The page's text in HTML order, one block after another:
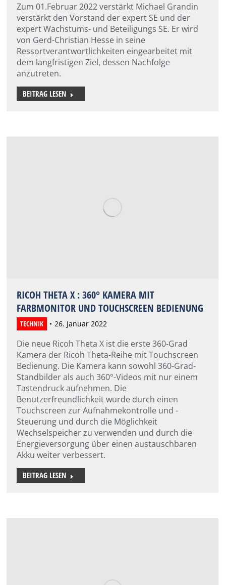
Zum 01.Februar 2022 verstärkt Michael Grandin
verstärkt den Vorstand der expert SE und der
expert Wachstums- und Beteiligungs SE. Er wird
von Gerd-Christian Hesse in seine
Ressortverantwortlichkeiten eingearbeitet mit
dem langfristigen Ziel, dessen Nachfolge
anzutreten.
BEITRAG LESEN
RICOH THETA X : 360° KAMERA MIT
FARBMONITOR UND TOUCHSCREEN BEDIENUNG
TECHNIK 26. Januar 2022
Die neue Ricoh Theta X ist die erste 360-Grad
Kamera der Ricoh Theta-Reihe mit Touchscreen
Bedienung. Die Kamera kann sowohl 360-Grad-
Standbilder als auch 360°-Videos mit nur einem
Tastendruck aufnehmen. Die
Benutzerfreundlichkeit wurde durch einen
Touchscreen zur Aufnahmekontrolle und -
Steuerung und durch die Möglichkeit
Wechselspeicher zu verwenden und durch die
Energieversorgung über einen austauschbaren
Akku weiter verbessert.
BEITRAG LESEN